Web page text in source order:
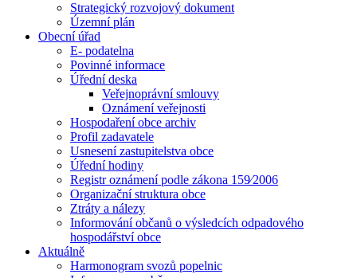
Strategický rozvojový dokument
Územní plán
Obecní úřad
E- podatelna
Povinné informace
Úřední deska
Veřejnoprávní smlouvy
Oznámení veřejnosti
Hospodaření obce archiv
Profil zadavatele
Usnesení zastupitelstva obce
Úřední hodiny
Registr oznámení podle zákona 159⁄2006
Organizační struktura obce
Ztráty a nálezy
Informování občanů o výsledcích odpadového
hospodářství obce
Aktuálně
Harmonogram svozů popelnic